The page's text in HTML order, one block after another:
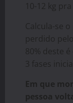
10-12 kg
Calcula-se
perdido
80% deste
3 fases
Em que
pessoa